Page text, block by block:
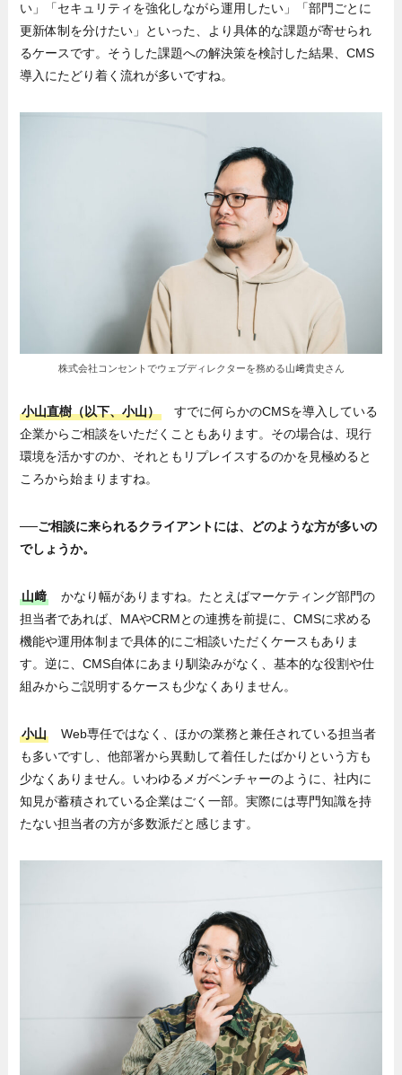
い」「セキュリティを強化しながら運用したい」「部門ごとに
更新体制を分けたい」といった、より具体的な課題が寄せられ
るケースです。そうした課題への解決策を検討した結果、CMS
導入にたどり着く流れが多いですね。
株式会社コンセントでウェブディレクターを務める山﨑貴史さん
小山直樹（以下、小山）
すでに何らかのCMSを導入している
企業からご相談をいただくこともあります。その場合は、現行
環境を活かすのか、それともリプレイスするのかを見極めると
ころから始まりますね。
──ご相談に来られるクライアントには、どのような方が多いの
でしょうか。
山﨑
かなり幅がありますね。たとえばマーケティング部門の
担当者であれば、MAやCRMとの連携を前提に、CMSに求める
機能や運用体制まで具体的にご相談いただくケースもありま
す。逆に、CMS自体にあまり馴染みがなく、基本的な役割や仕
組みからご説明するケースも少なくありません。
小山 Web専任ではなく、ほかの業務と兼任されている担当者
も多いですし、他部署から異動して着任したばかりという方も
少なくありません。いわゆるメガベンチャーのように、社内に
知見が蓄積されている企業はごく一部。実際には専門知識を持
たない担当者の方が多数派だと感じます。